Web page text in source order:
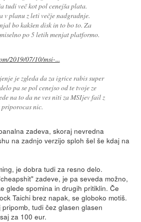
tudi več kot pol cenejša plata.
v planu z leti večje nadgradnje.
bo kakšen disk in to bo to. Za
po 5 letih menjat platformo.
2019/07/10/msi-...
je zgleda da za igrice rabis super
pa se pol cenejso od te tvoje ze
na to da ne ves niti za MSIjev fail z
nic.
zadeva, skoraj nevredna
na zadnjo verzijo sploh šel še kdaj na
je dobra tudi za resno delo.
zadeve, je pa seveda možno,
glede spomina in drugih pritiklin. Če
Taichi brez napak, se globoko motiš.
tudi čez glasen glasen
za 100 eur.